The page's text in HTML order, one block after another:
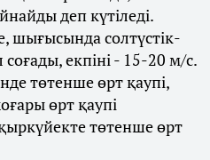
деп күтіледі.
шығысында солтүстік-
екпіні - 15-20 м/с.
төтенше өрт қаупі,
өрт қаупі
төтенше өрт